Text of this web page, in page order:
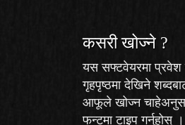
कसरी खोज्‍ने ?
यस सफ्टवेयरमा प्रवेश
गृहपृष्ठमा देखिने
आफूले खोज्न
फन्टमा टाइप